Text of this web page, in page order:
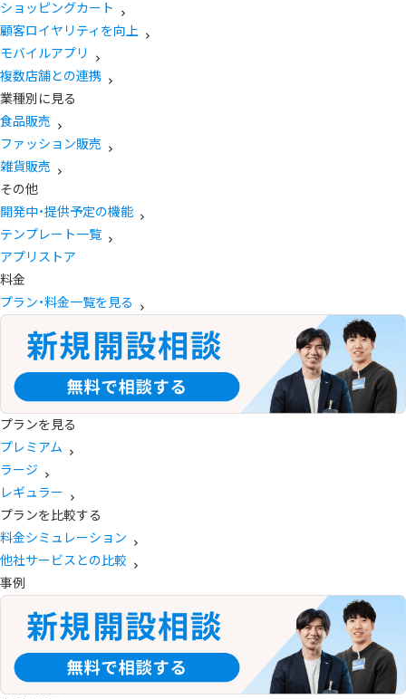
ショッピングカート
顧客ロイヤリティを向上
モバイルアプリ
複数店舗との連携
業種別に見る
食品販売
ファッション販売
雑貨販売
その他
開発中・提供予定の機能
テンプレート一覧
アプリストア
料金
プラン・料金一覧を見る
プランを見る
プレミアム
ラージ
レギュラー
プランを比較する
料金シミュレーション
他社サービスとの比較
事例